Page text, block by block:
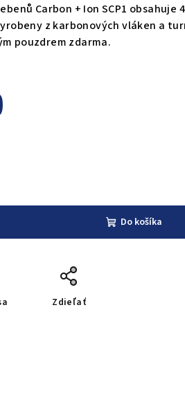
Carbon + Ion SCP1 obsahuje
z karbonových vláken a
pouzdrem zdarma.
Do košíka
Zdieľať